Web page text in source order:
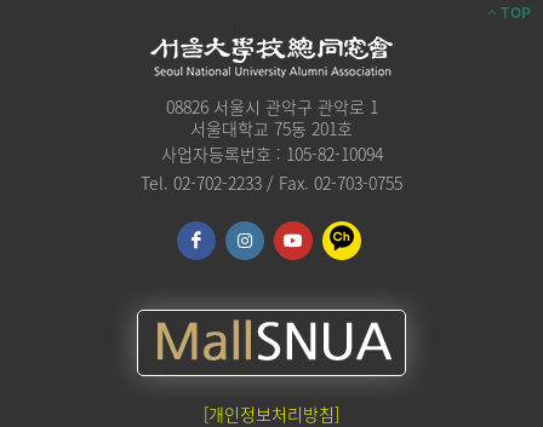
TOP
08826 서울시 관악구 관악로 1
서울대학교 75동 201호
사업자등록번호 : 105-82-10094
Tel. 02-702-2233 / Fax. 02-703-0755
[개인정보처리방침]